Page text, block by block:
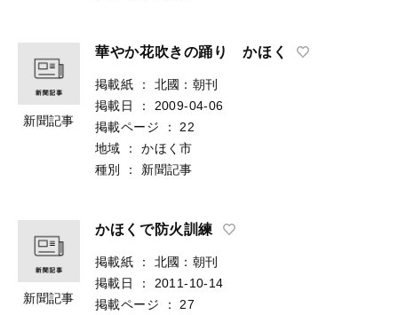
新聞記事
華やか花吹きの踊り かほく
掲載紙 ：
北國：朝刊
掲載日
：
2009-04-06
掲載ページ
：
22
地域
：
かほく市
種別
： 新聞記事
新聞記事
かほくで防火訓練
掲載紙 ：
北國：朝刊
掲載日
：
2011-10-14
掲載ページ
：
27